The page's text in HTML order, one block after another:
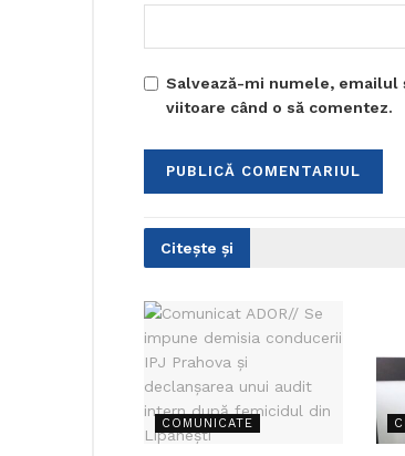
Salvează-mi numele,
viitoare când o să comentez.
Citește și
COMUNICATE